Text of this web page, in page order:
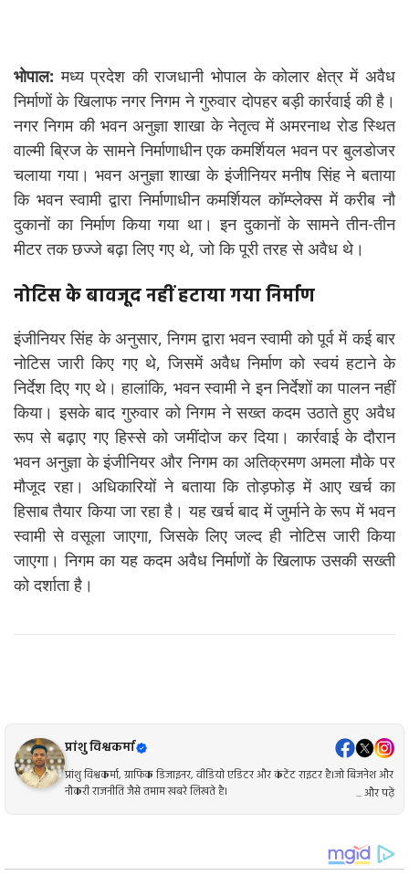
भोपाल: मध्य प्रदेश की राजधानी भोपाल के कोलार क्षेत्र में अवैध
निर्माणों के खिलाफ नगर निगम ने गुरुवार दोपहर बड़ी कार्रवाई की है।
नगर निगम की भवन अनुज्ञा शाखा के नेतृत्व में अमरनाथ रोड स्थित
वाल्मी ब्रिज के सामने निर्माणाधीन एक कमर्शियल भवन पर बुलडोजर
चलाया गया। भवन अनुज्ञा शाखा के इंजीनियर मनीष सिंह ने बताया
कि भवन स्वामी द्वारा निर्माणाधीन कमर्शियल कॉम्प्लेक्स में करीब नौ
दुकानों का निर्माण किया गया था। इन दुकानों के सामने तीन-तीन
मीटर तक छज्जे बढ़ा लिए गए थे, जो कि पूरी तरह से अवैध थे।
नोटिस के बावजूद नहीं हटाया गया निर्माण
इंजीनियर सिंह के अनुसार, निगम द्वारा भवन स्वामी को पूर्व में कई बार
नोटिस जारी किए गए थे, जिसमें अवैध निर्माण को स्वयं हटाने के
निर्देश दिए गए थे। हालांकि, भवन स्वामी ने इन निर्देशों का पालन नहीं
किया। इसके बाद गुरुवार को निगम ने सख्त कदम उठाते हुए अवैध
रूप से बढ़ाए गए हिस्से को जमींदोज कर दिया। कार्रवाई के दौरान
भवन अनुज्ञा के इंजीनियर और निगम का अतिक्रमण अमला मौके पर
मौजूद रहा। अधिकारियों ने बताया कि तोड़फोड़ में आए खर्च का
हिसाब तैयार किया जा रहा है। यह खर्च बाद में जुर्माने के रूप में भवन
स्वामी से वसूला जाएगा, जिसके लिए जल्द ही नोटिस जारी किया
जाएगा। निगम का यह कदम अवैध निर्माणों के खिलाफ उसकी सख्ती
को दर्शाता है।
प्रांशु विश्वकर्मा
प्रांशु विश्वकर्मा, ग्राफिक डिजाइनर, वीडियो एडिटर और कंटेंट राइटर है।जो बिजनेश और
नौकरी राजनीति जैसे तमाम खबरे लिखते है।
... और पढ़ें